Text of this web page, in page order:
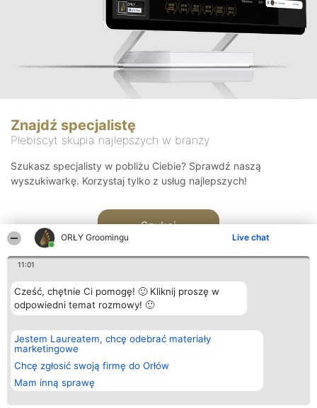
ORŁY Groomingu Live chat
11:01
Cześć, chętnie Ci pomogę! 🙂 Kliknij proszę w
odpowiedni temat rozmowy! 🙂
Jestem Laureatem, chcę odebrać materiały
marketingowe
Chcę zgłosić swoją firmę do Orłów
Mam inną sprawę
Znajdź specjalistę
Plebiscyt skupia najlepszych w branży
Szukasz specjalisty w pobliżu Ciebie? Sprawdź naszą
wyszukiwarkę. Korzystaj tylko z usług najlepszych!
Szukaj
Organizator plebiscytu
Bright Side Solutions sp. z o.
o. sp. k.
ul. Ruska 22
Wrocław 50-079
KRS 0000749100 | Regon
381313360 | NIP 8943132676
Plebiscyt
Laureaci
wszystkich
Laureatów
Regulamin
Kontakt
Kontakt